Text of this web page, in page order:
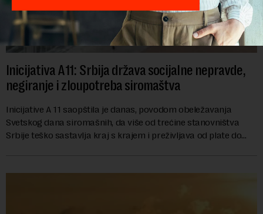
Inicijativa A11: Srbija država socijalne nepravde,
negiranje i zloupotreba siromaštva
Inicijative A 11 saopštila je danas, povodom obeležavanja
Svetskog dana siromašnih, da više od trećine stanovništva
Srbije teško sastavlja kraj s krajem i preživljava od plate do